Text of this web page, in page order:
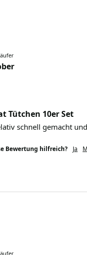
Tütchen 10er Set
schnell gemacht
Bewertung hilfreich? Ja